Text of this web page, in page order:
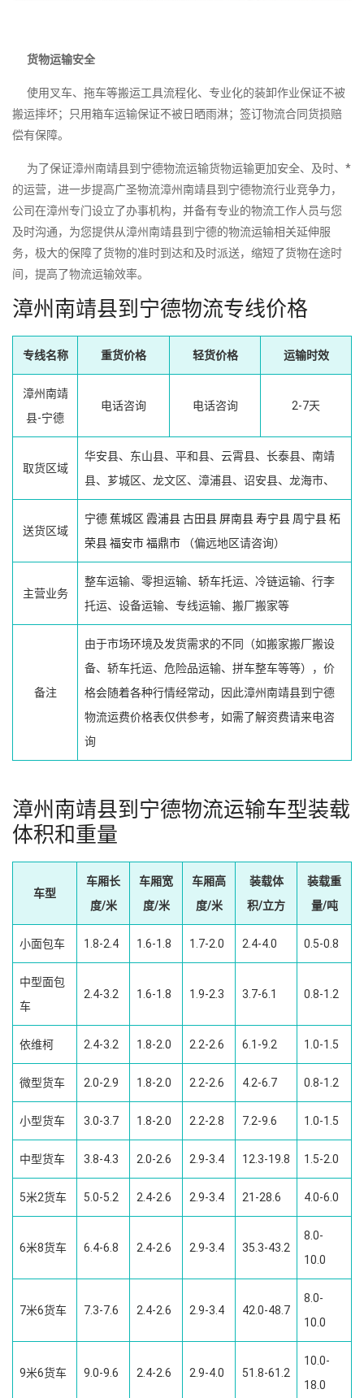
货物运输安全
使用叉车、拖车等搬运工具流程化、专业化的装卸作业保证不被
搬运摔坏；只用箱车运输保证不被日晒雨淋；签订物流合同货损赔
偿有保障。
为了保证漳州南靖县到宁德物流运输货物运输更加安全、及时、*
的运营，进一步提高广圣物流漳州南靖县到宁德物流行业竞争力，
公司在漳州专门设立了办事机构，并备有专业的物流工作人员与您
及时沟通，为您提供从漳州南靖县到宁德的物流运输相关延伸服
务，极大的保障了货物的准时到达和及时派送，缩短了货物在途时
间，提高了物流运输效率。
漳州南靖县到宁德物流专线价格
专线名称 重货价格 轻货价格 运输时效
漳州南靖
县-宁德
电话咨询 电话咨询 2-7天
取货区域
华安县、东山县、平和县、云霄县、长泰县、南靖
县、芗城区、龙文区、漳浦县、诏安县、龙海市、
送货区域
宁德蕉城区 霞浦县古田县 屏南县寿宁县 周宁县柘
荣县福安市福鼎市 （偏远地区请咨询）
主营业务
整车运输、零担运输、轿车托运、冷链运输、行李
托运、设备运输、专线运输、搬厂搬家等
备注
由于市场环境及发货需求的不同（如搬家搬厂搬设
备、轿车托运、危险品运输、拼车整车等等），价
格会随着各种行情经常动，因此漳州南靖县到宁德
物流运费价格表仅供参考，如需了解资费请来电咨
询
漳州南靖县到宁德物流运输车型装载
体积和重量
车型
车厢长
度/米
车厢宽
度/米
车厢高
度/米
装载体
积/立方
装载重
量/吨
小面包车 1.8-2.4 1.6-1.8 1.7-2.0 2.4-4.0 0.5-0.8
中型面包
车
2.4-3.2 1.6-1.8 1.9-2.3 3.7-6.1 0.8-1.2
依维柯 2.4-3.2 1.8-2.0 2.2-2.6 6.1-9.2 1.0-1.5
微型货车 2.0-2.9 1.8-2.0 2.2-2.6 4.2-6.7 0.8-1.2
小型货车 3.0-3.7 1.8-2.0 2.2-2.8 7.2-9.6 1.0-1.5
中型货车 3.8-4.3 2.0-2.6 2.9-3.4 12.3-19.8 1.5-2.0
5米2货车 5.0-5.2 2.4-2.6 2.9-3.4 21-28.6 4.0-6.0
6米8货车 6.4-6.8 2.4-2.6 2.9-3.4 35.3-43.2
8.0-
10.0
7米6货车 7.3-7.6 2.4-2.6 2.9-3.4 42.0-48.7
8.0-
10.0
9米6货车 9.0-9.6 2.4-2.6 2.9-4.0 51.8-61.2
10.0-
18.0